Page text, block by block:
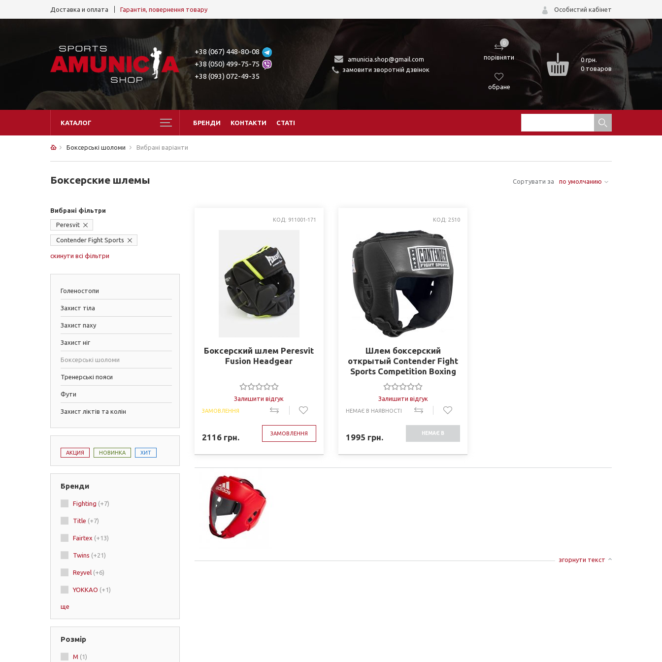
Доставка и оплата Гарантія, повернення товару Особистий кабінет
+38 (067) 448-80-08
+38 (050) 499-75-75
+38 (093) 072-49-35
amunicia.shop@gmail.com
замовити зворотній дзвінок
0
порівняти
обране
0грн.
0 товаров
КАТАЛОГ БРЕНДИ КОНТАКТИ СТАТІ
Боксерські шоломи Вибрані варіанти
Боксерские шлемы Сортувати за по умолчанию
Вибрані фільтри
Peresvit
Contender Fight Sports
скинути всі фільтри
Голеностопи
Захист тіла
Захист паху
Захист ніг
Боксерські шоломи
Тренерські пояси
Фути
Захист ліктів та колін
АКЦИЯ НОВИНКА ХИТ
Бренди
Fighting (+7)
Title (+7)
Fairtex (+13)
Twins (+21)
Reyvel (+6)
YOKKAO (+1)
RDX
SPORTKO
ще
Розмір
M (1)
КОД: 911001-171
Боксерский шлем Peresvit
Fusion Headgear
Залишити відгук
ЗАМОВЛЕННЯ
2116грн. ЗАМОВЛЕННЯ
КОД: 2510
Шлем боксерский
открытый Contender Fight
Sports Competition Boxing
Залишити відгук
НЕМАЄ В НАЯВНОСТІ
1995 грн. НЕМАЄ В
згорнути текст